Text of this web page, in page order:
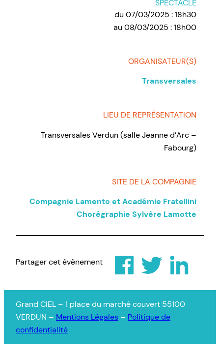
SPECTACLE
du 07/03/2025 : 18h30
au 08/03/2025 : 18h00
ORGANISATEUR(S)
Transversales
LIEU DE REPRÉSENTATION
Transversales Verdun (salle Jeanne d’Arc –
Fabourg)
SITE DE LA COMPAGNIE
Compagnie Lamento et Académie Fratellini
Chorégraphie Sylvère Lamotte
Partager cet évènement
Grand CIEL – 1 place du marché couvert 55100
VERDUN – Mentions Légales – Politique de
confidentialité